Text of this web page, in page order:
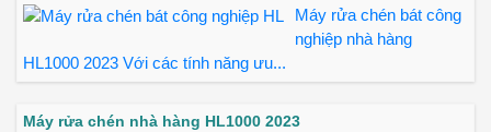
Máy rửa chén bát công
nghiệp nhà hàng
HL1000 2023 Với các tính năng ưu...
Máy rửa chén nhà hàng HL1000 2023